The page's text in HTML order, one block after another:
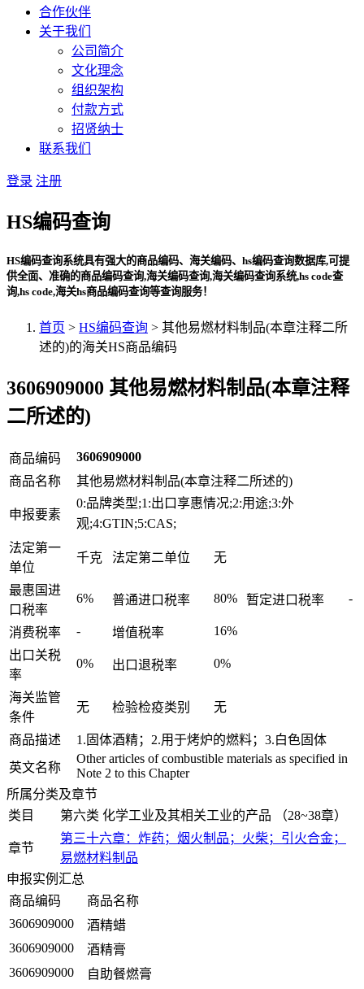
合作伙伴
关于我们
公司简介
文化理念
组织架构
付款方式
招贤纳士
联系我们
登录 注册
HS编码查询
HS编码查询系统具有强大的商品编码、海关编码、hs编码查询数据库,可提
供全面、准确的商品编码查询,海关编码查询,海关编码查询系统,hs code查
询,hs code,海关hs商品编码查询等查询服务！
首页 > HS编码查询 > 其他易燃材料制品(本章注释二所
述的)的海关HS商品编码
3606909000 其他易燃材料制品(本章注释
二所述的)
商品编码
3606909000
商品名称
其他易燃材料制品(本章注释二所述的)
申报要素
0:品牌类型;1:出口享惠情况;2:用途;3:外
观;4:GTIN;5:CAS;
法定第一
单位
千克 法定第二单位 无
最惠国进
口税率
6% 普通进口税率 80% 暂定进口税率 -
消费税率 - 增值税率
16%
出口关税
率
0% 出口退税率 0%
海关监管
条件
无 检验检疫类别 无
商品描述
1.固体酒精；2.用于烤炉的燃料；3.白色固体
英文名称
Other articles of combustible materials as specified in
Note 2 to this Chapter
所属分类及章节
类目
第六类 化学工业及其相关工业的产品 （28~38章）
章节
第三十六章：炸药；烟火制品；火柴；引火合金；
易燃材料制品
申报实例汇总
商品编码
商品名称
3606909000
酒精蜡
3606909000
酒精膏
3606909000
自助餐燃膏